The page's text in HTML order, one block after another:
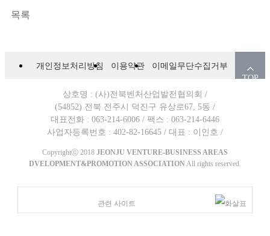
목록
개인정보처리방침 이용약관
이메일무단수집거부
TOP
상호명 : (사)전북벤처산업발전협의회 /
(54852) 전북 전주시 덕진구 유상로67, 5동 /
대표전화 : 063-214-6006 / 팩스 : 063-214-6446
사업자등록번호 : 402-82-16645 / 대표 : 이인호 /
Copyrightⓒ 2018 JEONJU VENTURE-BUSINESS AREAS
DVELOPMENT&PROMOTION ASSOCIATIONAll rights reserved.
관련 사이트